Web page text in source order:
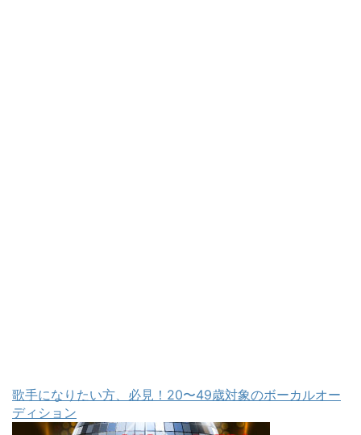
歌手になりたい方、必見！20〜49歳対象のボーカルオー
ディション